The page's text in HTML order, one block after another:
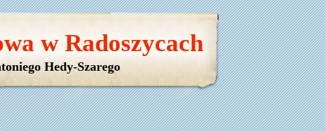
w Radoszycach
Hedy-Szarego